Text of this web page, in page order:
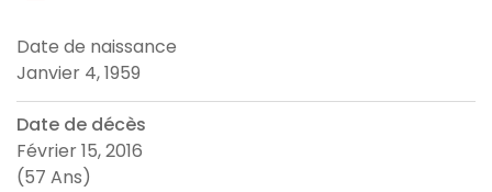
Date de naissance
Janvier 4, 1959
Date de décès
Février 15, 2016
(57 Ans)